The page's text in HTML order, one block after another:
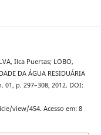
Ilca Puertas; LOBO,
DA ÁGUA RESIDUÁRIA
01, p. 297–308, 2012. DOI:
view/454. Acesso em: 8